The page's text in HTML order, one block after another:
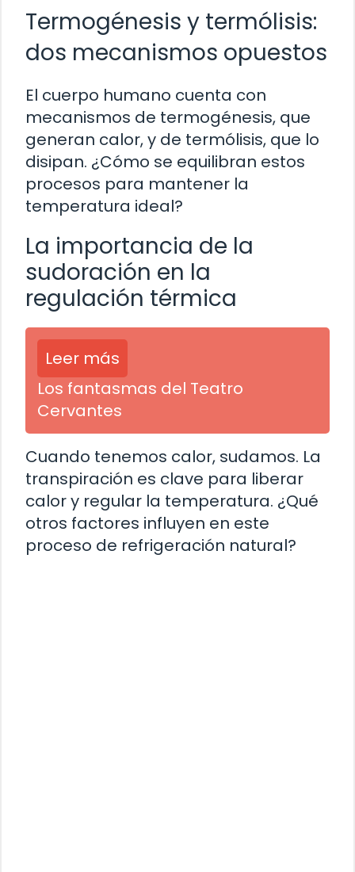
Termogénesis y termólisis:
dos mecanismos opuestos
El cuerpo humano cuenta con
mecanismos de termogénesis, que
generan calor, y de termólisis, que lo
disipan. ¿Cómo se equilibran estos
procesos para mantener la
temperatura ideal?
La importancia de la
sudoración en la
regulación térmica
Leer más
Los fantasmas del Teatro
Cervantes
Cuando tenemos calor, sudamos. La
transpiración es clave para liberar
calor y regular la temperatura. ¿Qué
otros factores influyen en este
proceso de refrigeración natural?